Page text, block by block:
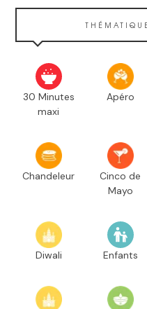
30 Minutes
maxi
Apéro
Chandeleur
Cinco de
Mayo
Diwali Enfants